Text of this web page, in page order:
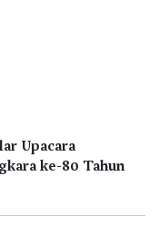
Upacara
ke-80 Tahun